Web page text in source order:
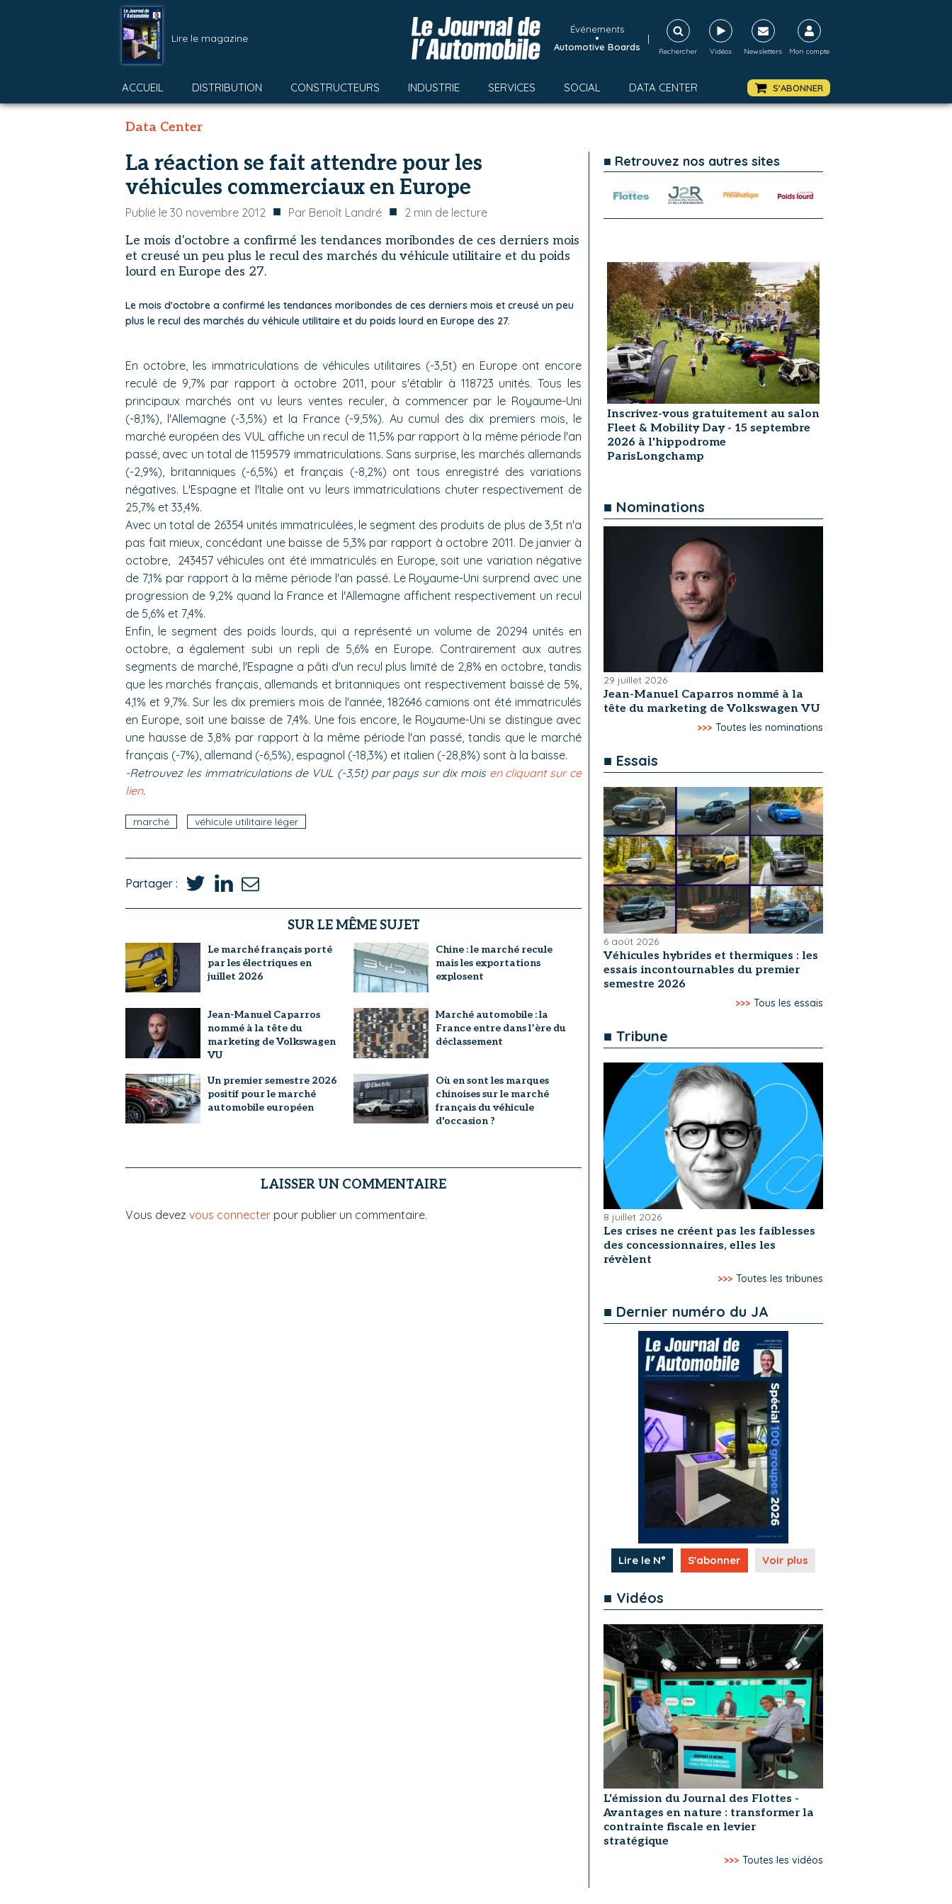
Lire le magazine
Événements
•
Automotive Boards
|
Rechercher Vidéos Newsletters Mon compte
ACCUEIL DISTRIBUTION CONSTRUCTEURS INDUSTRIE SERVICES SOCIAL DATA CENTER S'ABONNER
Data Center
La réaction se fait attendre pour les
véhicules commerciaux en Europe
Publié le 30 novembre 2012 ■ Par Benoît Landré ■ 2 min de lecture
Le mois d'octobre a confirmé les tendances moribondes de ces derniers mois
et creusé un peu plus le recul des marchés du véhicule utilitaire et du poids
lourd en Europe des 27.
Le mois d'octobre a confirmé les tendances moribondes de ces derniers mois et creusé un peu
plus le recul des marchés du véhicule utilitaire et du poids lourd en Europe des 27.
En octobre, les immatriculations de véhicules utilitaires (-3,5t) en Europe ont encore
reculé de 9,7% par rapport à octobre 2011, pour s'établir à 118723 unités. Tous les
principaux marchés ont vu leurs ventes reculer, à commencer par le Royaume-Uni
(-8,1%), l'Allemagne (-3,5%) et la France (-9,5%). Au cumul des dix premiers mois, le
marché européen des VUL affiche un recul de 11,5% par rapport à la même période l'an
passé, avec un total de 1159579 immatriculations. Sans surprise, les marchés allemands
(-2,9%), britanniques (-6,5%) et français (-8,2%) ont tous enregistré des variations
négatives. L'Espagne et l'Italie ont vu leurs immatriculations chuter respectivement de
25,7% et 33,4%.
Avec un total de 26354 unités immatriculées, le segment des produits de plus de 3,5t n'a
pas fait mieux, concédant une baisse de 5,3% par rapport à octobre 2011. De janvier à
octobre, 243457 véhicules ont été immatriculés en Europe, soit une variation négative
de 7,1% par rapport à la même période l'an passé. Le Royaume-Uni surprend avec une
progression de 9,2% quand la France et l'Allemagne affichent respectivement un recul
de 5,6% et 7,4%.
Enfin, le segment des poids lourds, qui a représenté un volume de 20294 unités en
octobre, a également subi un repli de 5,6% en Europe. Contrairement aux autres
segments de marché, l'Espagne a pâti d'un recul plus limité de 2,8% en octobre, tandis
que les marchés français, allemands et britanniques ont respectivement baissé de 5%,
4,1% et 9,7%. Sur les dix premiers mois de l'année, 182646 camions ont été immatriculés
en Europe, soit une baisse de 7,4%. Une fois encore, le Royaume-Uni se distingue avec
une hausse de 3,8% par rapport à la même période l'an passé, tandis que le marché
français (-7%), allemand (-6,5%), espagnol (-18,3%) et italien (-28,8%) sont à la baisse.
-Retrouvez les immatriculations de VUL (-3,5t) par pays sur dix mois en cliquant sur ce
lien.
marché véhicule utilitaire léger
Partager :
SUR LE MÊME SUJET
Le marché français porté
par les électriques en
juillet 2026
Chine : le marché recule
mais les exportations
explosent
Jean-Manuel Caparros
nommé à la tête du
marketing de Volkswagen
VU
Marché automobile : la
France entre dans l’ère du
déclassement
Un premier semestre 2026
positif pour le marché
automobile européen
Où en sont les marques
chinoises sur le marché
français du véhicule
d'occasion ?
LAISSER UN COMMENTAIRE
Vous devez vous connecter pour publier un commentaire.
■ Retrouvez nos autres sites
Inscrivez-vous gratuitement au salon
Fleet & Mobility Day - 15 septembre
2026 à l'hippodrome
ParisLongchamp
■ Nominations
29 juillet 2026
Jean-Manuel Caparros nommé à la
tête du marketing de Volkswagen VU
>>> Toutes les nominations
■ Essais
6 août 2026
Véhicules hybrides et thermiques : les
essais incontournables du premier
semestre 2026
>>> Tous les essais
■ Tribune
8 juillet 2026
Les crises ne créent pas les faiblesses
des concessionnaires, elles les
révèlent
>>> Toutes les tribunes
■ Dernier numéro du JA
Lire le N° S'abonner Voir plus
■ Vidéos
L'émission du Journal des Flottes -
Avantages en nature : transformer la
contrainte fiscale en levier
stratégique
>>> Toutes les vidéos